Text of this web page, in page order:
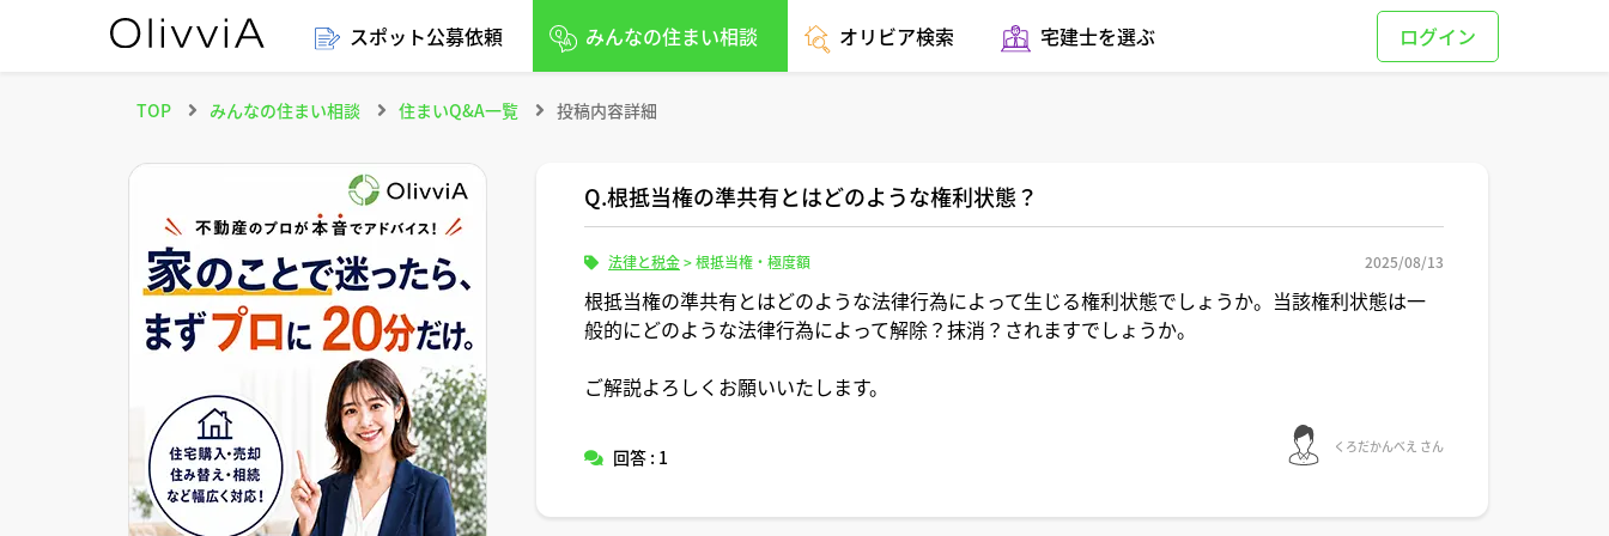
スポット公募依頼 みんなの住まい相談 オリビア検索 宅建士を選ぶ
TOP みんなの住まい相談 住まいQ&A一覧 投稿内容詳細
Q.根抵当権の準共有とはどのような権利状態？
法律と税金>根抵当権・極度額 2025/08/13
根抵当権の準共有とはどのような法律行為によって生じる権利状態でしょうか。当該権利状態は一
般的にどのような法律行為によって解除？抹消？されますでしょうか。
ご解説よろしくお願いいたします。
回答 : 1 くろだかんべえ さん